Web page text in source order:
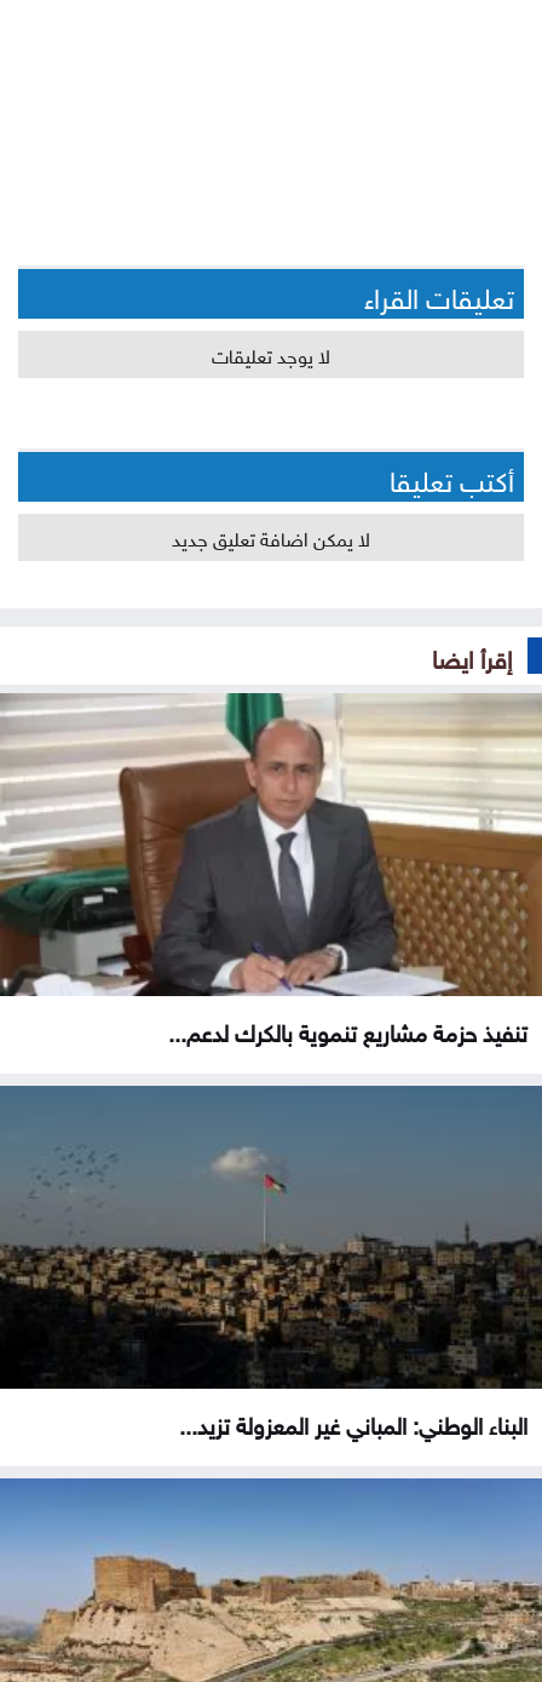
تعليقات القراء
لا يوجد تعليقات
أكتب تعليقا
لا يمكن اضافة تعليق جديد
إقرأ ايضا
تنفيذ حزمة مشاريع تنموية بالكرك لدعم...
البناء الوطني: المباني غير المعزولة تزيد...